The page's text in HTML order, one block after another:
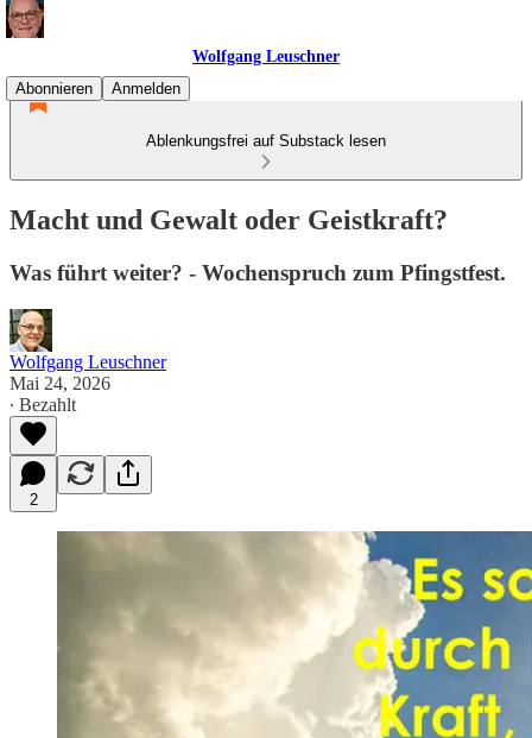
Wolfgang Leuschner
Abonnieren
Anmelden
Ablenkungsfrei auf Substack lesen
Macht und Gewalt oder Geistkraft?
Was führt weiter? - Wochenspruch zum Pfingstfest.
Wolfgang Leuschner
Mai 24, 2026
∙ Bezahlt
2